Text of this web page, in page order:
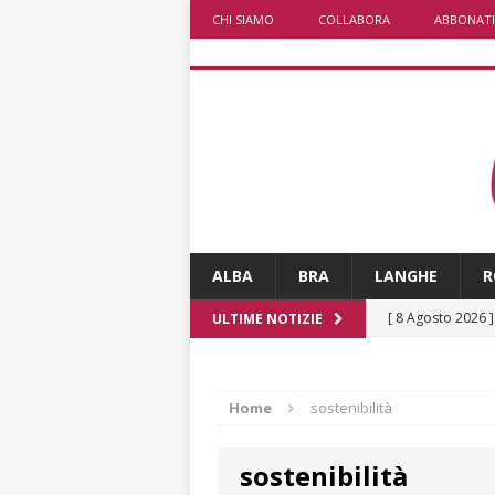
CHI SIAMO COLLABORA ABBONATI
ALBA BRA LANGHE
ULTIME NOTIZIE [ 8 Agosto 2026 ]
LANGHE
Home sostenibilità
sostenibilità